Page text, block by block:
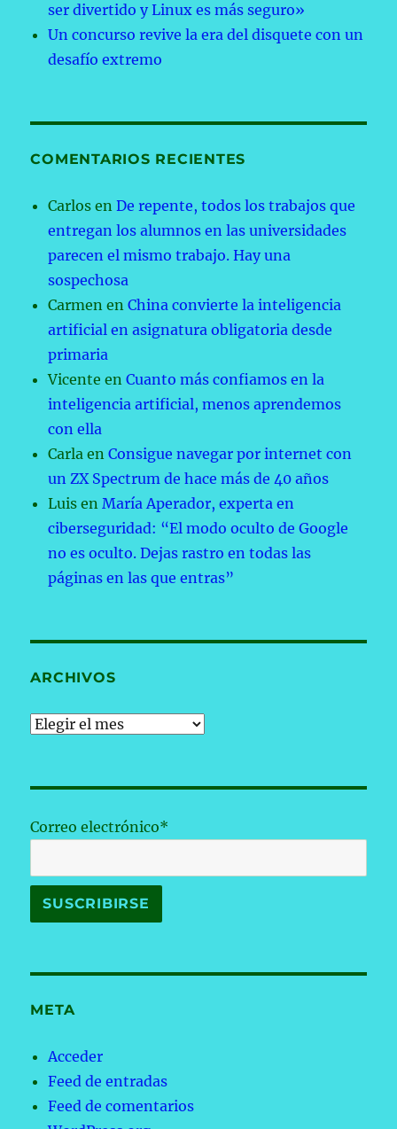
ser divertido y Linux es más seguro»
Un concurso revive la era del disquete con un
desafío extremo
COMENTARIOS RECIENTES
Carlos enDe repente, todos los trabajos que
entregan los alumnos en las universidades
parecen el mismo trabajo. Hay una
sospechosa
Carmen enChina convierte la inteligencia
artificial en asignatura obligatoria desde
primaria
Vicente enCuanto más confiamos en la
inteligencia artificial, menos aprendemos
con ella
Carla enConsigue navegar por internet con
un ZX Spectrum de hace más de 40 años
Luis enMaría Aperador, experta en
ciberseguridad: “El modo oculto de Google
no es oculto. Dejas rastro en todas las
páginas en las que entras”
ARCHIVOS
Archivos
Correo electrónico*
META
Acceder
Feed de entradas
Feed de comentarios